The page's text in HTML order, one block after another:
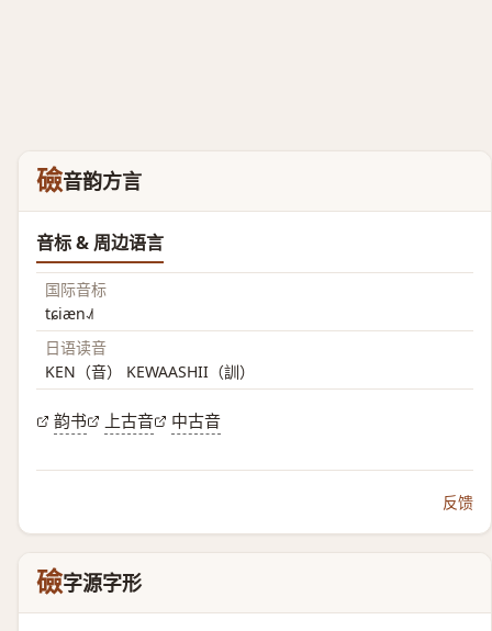
礆音韵方言
音标 & 周边语言
国际音标
tɕiæn˨˩˦
日语读音
KEN（音） KEWAASHII（訓）
韵书 上古音 中古音
反馈
礆字源字形